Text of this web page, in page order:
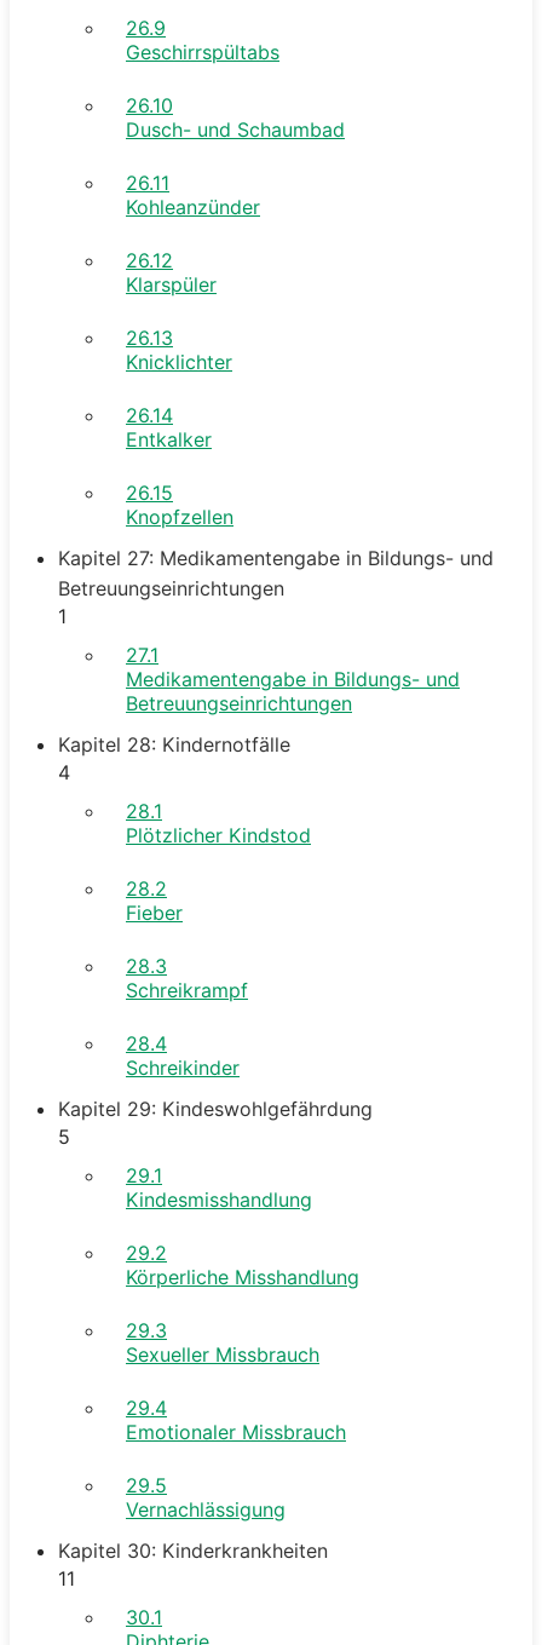
26.9
Geschirrspültabs
26.10
Dusch- und Schaumbad
26.11
Kohleanzünder
26.12
Klarspüler
26.13
Knicklichter
26.14
Entkalker
26.15
Knopfzellen
Kapitel 27: Medikamentengabe in Bildungs- und
Betreuungseinrichtungen
1
27.1
Medikamentengabe in Bildungs- und
Betreuungseinrichtungen
Kapitel 28: Kindernotfälle
4
28.1
Plötzlicher Kindstod
28.2
Fieber
28.3
Schreikrampf
28.4
Schreikinder
Kapitel 29: Kindeswohlgefährdung
5
29.1
Kindesmisshandlung
29.2
Körperliche Misshandlung
29.3
Sexueller Missbrauch
29.4
Emotionaler Missbrauch
29.5
Vernachlässigung
Kapitel 30: Kinderkrankheiten
11
30.1